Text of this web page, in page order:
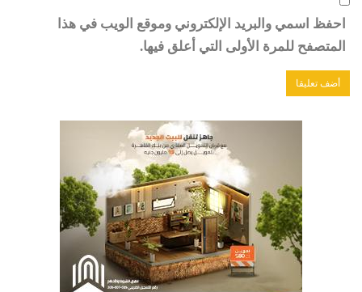
احفظ اسمي والبريد الإلكتروني وموقع الويب في هذا
المتصفح للمرة الأولى التي أعلق فيها.